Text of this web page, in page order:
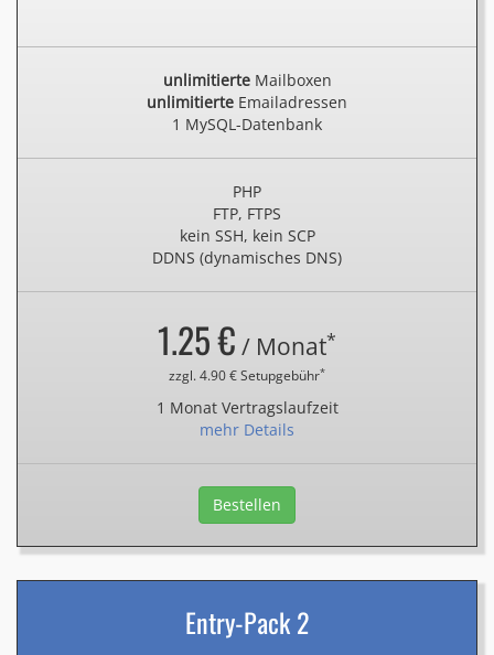
unlimitierteMailboxen
unlimitierte Emailadressen
1 MySQL-Datenbank
PHP
FTP, FTPS
kein SSH, kein SCP
DDNS (dynamisches DNS)
1.25 € / Monat*
zzgl. 4.90 € Setupgebühr*
1 Monat Vertragslaufzeit
mehr Details
Bestellen
Entry-Pack 2